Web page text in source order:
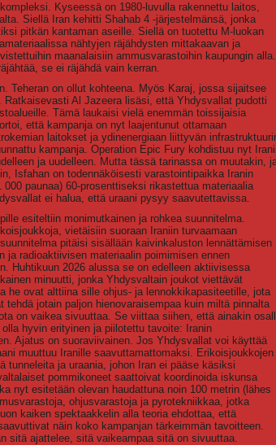
Kyseessä on 1980-luvulla rakennettu laitos,
Siellä Iran kehitti Shahab 4 -järjestelmänsä, jonka
pitkän kantaman aseille. Siellä on tuotettu M-luokan
nähtyjen räjähdysten mittakaavan ja
maanalaisiin ammusvarastoihin kaupungin alla.
se ei räjähdä vain kerran.
Teheran on ollut kohteena. Myös Karaj, jossa sijaitsee
Al Jazeera lisäsi, että Yhdysvallat pudotti
Tämä laukaisi vielä enemmän toissijaisia
että kampanja on nyt laajentunut ottamaan
laitokset ja ydinenergiaan liittyvän
kampanja. Operation Epic Fury kohdistuu nyt
ja uudelleen. Mutta tässä tarinassa on muutakin,
Isfahan on todennäköisesti varastointipaikka Iranin
paunaa) 60-prosenttiseksi rikastettua materiaalia
ei halua, että uraani pysyy saavutettavissa.
esiteltiin monimutkainen ja rohkea suunnitelma.
vietäisiin suoraan Iraniin turvaamaan
pitäisi sisällään kaivinkaluston lennättämisen
ja radioaktiivisen materiaalin poimimisen ennen
Huhtikuun 2026 alussa se on edelleen aktiivisessa
minuutti, jonka Yhdysvaltain joukot viettävät
he ovat alttiina sille ohjus- ja lennokkikapasiteetille, jota
jotain paljon hienovaraisempaa kuin miltä pinnalta
on vaikea sivuuttaa. Se viittaa siihen, että ainakin
hyvin erityinen ja piilotettu tavoite: Iranin
Ajatus on suoraviivainen. Jos Yhdysvallat voi käyttää
muuttuu Iranille saavuttamattomaksi. Erikoisjoukkojen
tunneleita ja uraania, johon Iran ei pääse käsiksi
pommikoneet saattoivat koordinoida iskunsa
nyt esitetään olevan haudattuna noin 100 metrin (lähes
ohjusvarastoja ja pyrotekniikkaa, jotka
kaiken spektaakkelin alla teoria ehdottaa, että
näin koko kampanjan tärkeimmän tavoitteen.
sitä ajattelee, sitä vaikeampaa sitä on sivuuttaa.